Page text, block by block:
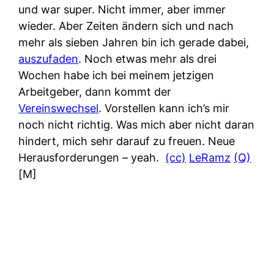
und war super. Nicht immer, aber immer
wieder. Aber Zeiten ändern sich und nach
mehr als sieben Jahren bin ich gerade dabei,
auszufaden. Noch etwas mehr als drei
Wochen habe ich bei meinem jetzigen
Arbeitgeber, dann kommt der
Vereinswechsel. Vorstellen kann ich’s mir
noch nicht richtig. Was mich aber nicht daran
hindert, mich sehr darauf zu freuen. Neue
Herausforderungen – yeah.
(cc) LeRamz (Q)
[M]